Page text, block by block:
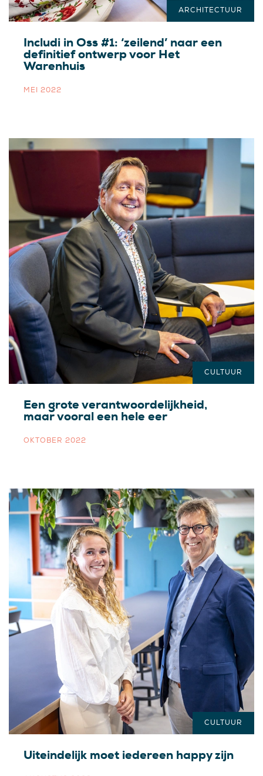
Includi in Oss #1: ‘zeilend’ naar een
definitief ontwerp voor Het
Warenhuis
MEI 2022
ARCHITECTUUR
Een grote verantwoordelijkheid,
maar vooral een hele eer
OKTOBER 2022
CULTUUR
Uiteindelijk moet iedereen happy zijn
CULTUUR